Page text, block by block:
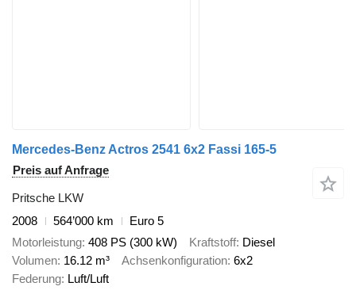
Mercedes-Benz Actros 2541 6x2 Fassi 165-5
Preis auf Anfrage
Pritsche LKW
2008
564’000 km
Euro 5
Motorleistung 408 PS (300 kW) Kraftstoff Diesel
Volumen 16.12 m³ Achsenkonfiguration 6x2
Federung Luft/Luft